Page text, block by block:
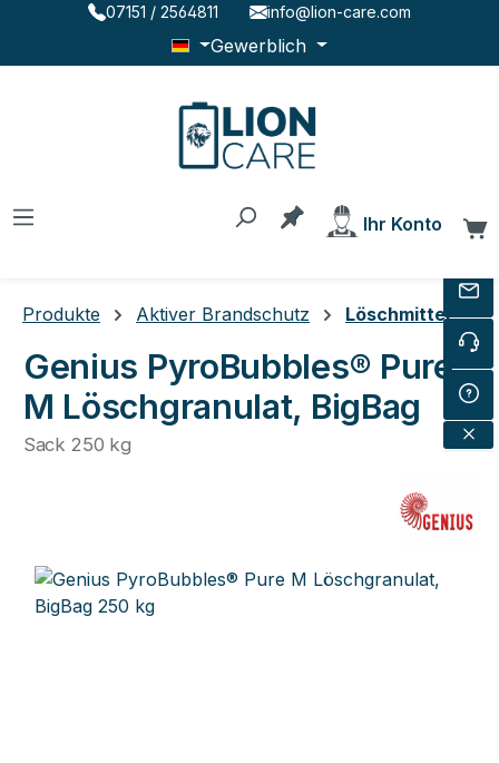
Zum Hauptinhalt springen
07151 / 2564811 info@lion-care.com
Gewerblich
Du hast 0 Produkte
Ihr Konto
Produkte Aktiver Brandschutz Löschmittel
Genius PyroBubbles® Pure
M Löschgranulat, BigBag
Sack 250 kg
Bildergalerie überspringen